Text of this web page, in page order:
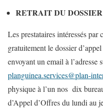
RETRAIT DU
Les prestataires intéressés
gratuitement le dossier
envoyant un email à l’adresse
planguinea.services@plan-
physique à l’un nos dix
d’Appel d’Offres du lundi au